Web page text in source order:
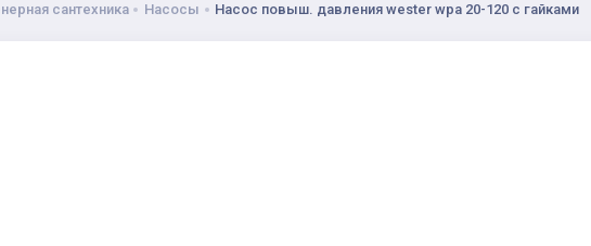
сантехника Насосы Насос повыш. давления wester wpa 20-120 с гайками